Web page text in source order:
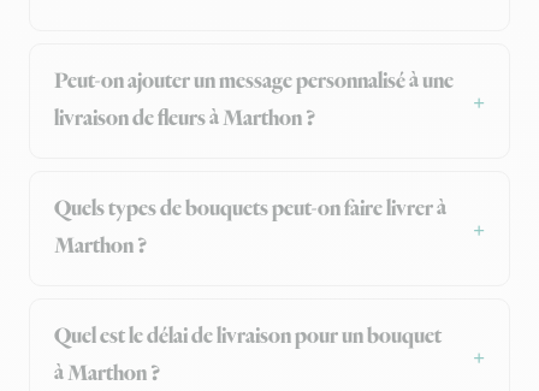
Peut-on ajouter un message personnalisé à une
livraison de fleurs à Marthon ?
Quels types de bouquets peut-on faire livrer à
Marthon ?
Quel est le délai de livraison pour un bouquet
à Marthon ?